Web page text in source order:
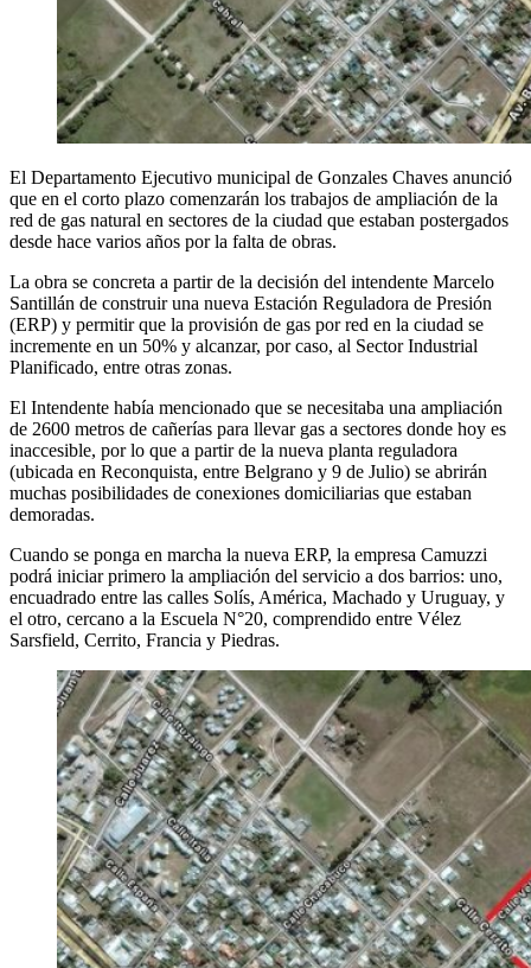
El Departamento Ejecutivo municipal de Gonzales Chaves anunció
que en el corto plazo comenzarán los trabajos de ampliación de la
red de gas natural en sectores de la ciudad que estaban postergados
desde hace varios años por la falta de obras.
La obra se concreta a partir de la decisión del intendente Marcelo
Santillán de construir una nueva Estación Reguladora de Presión
(ERP) y permitir que la provisión de gas por red en la ciudad se
incremente en un 50% y alcanzar, por caso, al Sector Industrial
Planificado, entre otras zonas.
El Intendente había mencionado que se necesitaba una ampliación
de 2600 metros de cañerías para llevar gas a sectores donde hoy es
inaccesible, por lo que a partir de la nueva planta reguladora
(ubicada en Reconquista, entre Belgrano y 9 de Julio) se abrirán
muchas posibilidades de conexiones domiciliarias que estaban
demoradas.
Cuando se ponga en marcha la nueva ERP, la empresa Camuzzi
podrá iniciar primero la ampliación del servicio a dos barrios: uno,
encuadrado entre las calles Solís, América, Machado y Uruguay, y
el otro, cercano a la Escuela N°20, comprendido entre Vélez
Sarsfield, Cerrito, Francia y Piedras.